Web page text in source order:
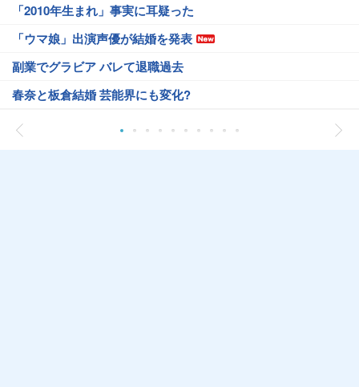
「2010年生まれ」事実に耳疑った
「ウマ娘」出演声優が結婚を発表
副業でグラビア バレて退職過去
春奈と板倉結婚 芸能界にも変化?